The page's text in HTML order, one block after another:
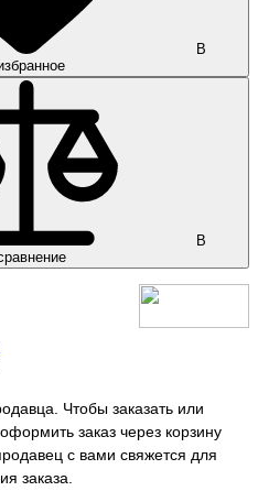
В
В
Чтобы заказать или
заказ через корзину
с вами свяжется для
заказа.